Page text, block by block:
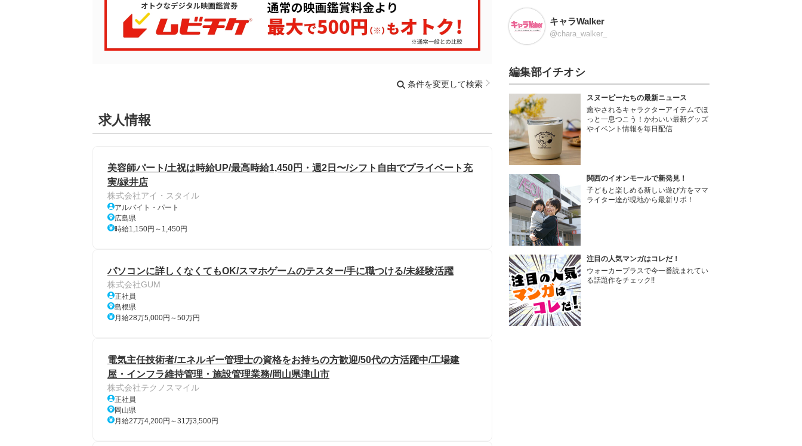
条件を変更して検索
求人情報
美容師パート/土祝は時給UP/最高時給1,450円・週2日〜/シフト自由でプライベート充
実/緑井店
株式会社アイ・スタイル
アルバイト・パート
広島県
時給1,150円～1,450円
パソコンに詳しくなくてもOK/スマホゲームのテスター/手に職つける/未経験活躍
株式会社GUM
正社員
島根県
月給28万5,000円～50万円
電気主任技術者/エネルギー管理士の資格をお持ちの方歓迎/50代の方活躍中/工場建
屋・インフラ維持管理・施設管理業務/岡山県津山市
株式会社テクノスマイル
正社員
岡山県
月給27万4,200円～31万3,500円
キャラWalker
@chara_walker_
編集部イチオシ
スヌーピーたちの最新ニュース
癒やされるキャラクターアイテムでほ
っと一息つこう！かわいい最新グッズ
やイベント情報を毎日配信
関西のイオンモールで新発見！
子どもと楽しめる新しい遊び方をママ
ライター達が現地から最新リポ！
注目の人気マンガはコレだ！
ウォーカープラスで今一番読まれてい
る話題作をチェック!!